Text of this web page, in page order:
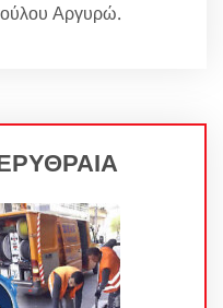
Αργυρώ.